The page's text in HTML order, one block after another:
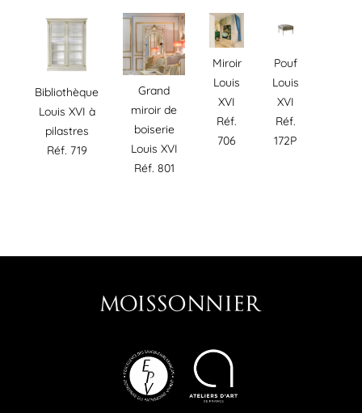
Bibliothèque
Louis XVI à
pilastres
Réf. 719
Grand
miroir de
boiserie
Louis XVI
Réf. 801
Miroir
Louis
XVI
Réf.
706
Pouf
Louis
XVI
Réf.
172P